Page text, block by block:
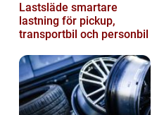
Lastsläde smartare
lastning för pickup,
transportbil och personbil